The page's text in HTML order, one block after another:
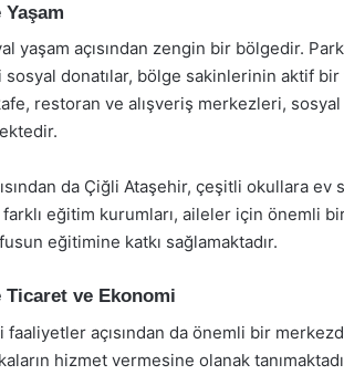
yaşam açısından zengin bir bölgedir.
donatılar, bölge sakinlerinin aktif bir
restoran ve alışveriş merkezleri,
da Çiğli Ataşehir, çeşitli okullara ev
eğitim kurumları, aileler için önemli
eğitimine katkı sağlamaktadır.
Ticaret ve Ekonomi
faaliyetler açısından da önemli bir
hizmet vermesine olanak